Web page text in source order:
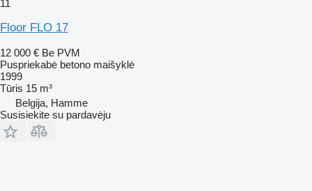
11
Floor FLO 17
12 000 € Be PVM
Puspriekabė betono maišyklė
1999
Tūris 15 m³
Belgija, Hamme
Susisiekite su pardavėju